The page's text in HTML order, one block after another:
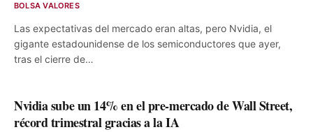
BOLSA VALORES
Las expectativas del mercado eran altas, pero Nvidia, el
gigante estadounidense de los semiconductores que ayer,
tras el cierre de…
Nvidia sube un 14% en el pre-mercado de Wall Street,
récord trimestral gracias a la IA